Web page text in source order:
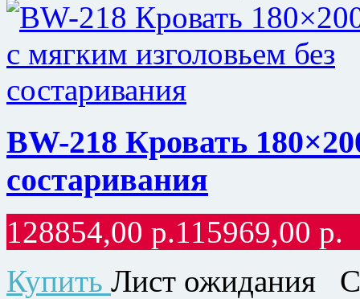
BW-218 Кровать
состаривания
128854,00 р.115969,00 р.
Купить Лист ожидания